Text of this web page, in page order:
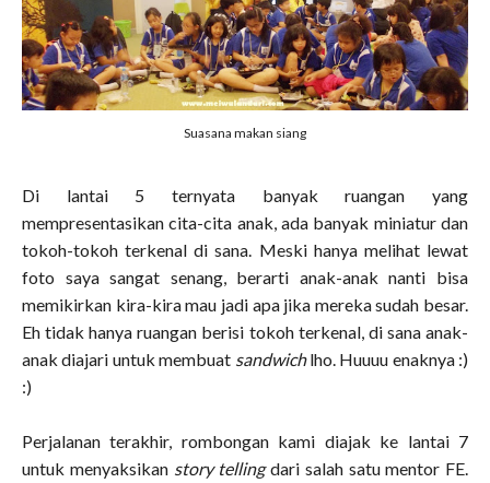
Suasana makan siang
Di lantai 5 ternyata banyak ruangan yang
mempresentasikan cita-cita anak, ada banyak miniatur dan
tokoh-tokoh terkenal di sana. Meski hanya melihat lewat
foto saya sangat senang, berarti anak-anak nanti bisa
memikirkan kira-kira mau jadi apa jika mereka sudah besar.
Eh tidak hanya ruangan berisi tokoh terkenal, di sana anak-
anak diajari untuk membuat sandwichlho. Huuuu enaknya :)
:)
Perjalanan terakhir, rombongan kami diajak ke lantai 7
untuk menyaksikan story tellingdari salah satu mentor FE.